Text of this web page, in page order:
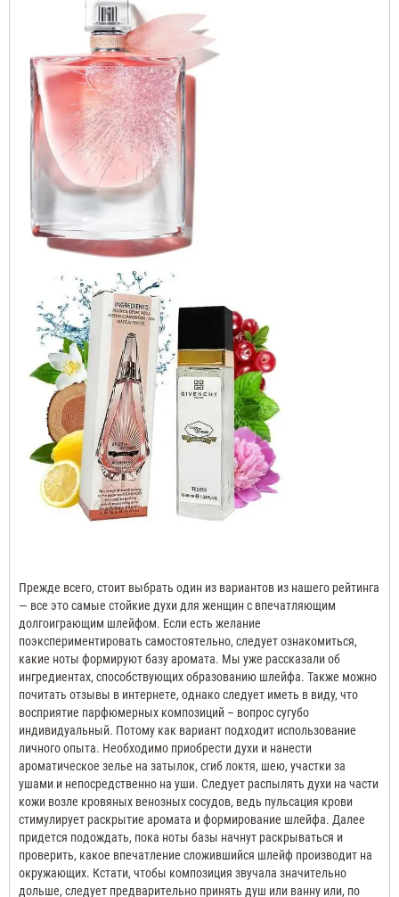
Прежде всего, стоит выбрать один из вариантов из нашего рейтинга
— все это самые стойкие духи для женщин с впечатляющим
долгоиграющим шлейфом. Если есть желание
поэкспериментировать самостоятельно, следует ознакомиться,
какие ноты формируют базу аромата. Мы уже рассказали об
ингредиентах, способствующих образованию шлейфа. Также можно
почитать отзывы в интернете, однако следует иметь в виду, что
восприятие парфюмерных композиций – вопрос сугубо
индивидуальный. Потому как вариант подходит использование
личного опыта. Необходимо приобрести духи и нанести
ароматическое зелье на затылок, сгиб локтя, шею, участки за
ушами и непосредственно на уши. Следует распылять духи на части
кожи возле кровяных венозных сосудов, ведь пульсация крови
стимулирует раскрытие аромата и формирование шлейфа. Далее
придется подождать, пока ноты базы начнут раскрываться и
проверить, какое впечатление сложившийся шлейф производит на
окружающих. Кстати, чтобы композиция звучала значительно
дольше, следует предварительно принять душ или ванну или, по